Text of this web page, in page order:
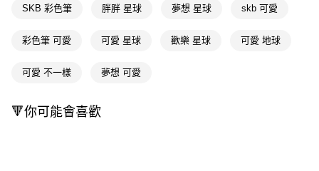
便利好安心！
２．便利：只要手機號碼，簡訊認證，即可結帳。
【「AFTEE先享後付」結帳流程】
２．訂單成立數日內，您將收到繳費通知簡訊。
每筆NT$65，滿NT$390(含以上)免運費
每筆NT$65，滿NT$390(含以上)免運費
SKB 彩色筆 胖胖 星球 夢想 星球 skb 可愛
彩色筆 可愛 可愛 星球 歡樂 星球 可愛 地球
可愛 不一樣 夢想 可愛
🔻你可能會喜歡